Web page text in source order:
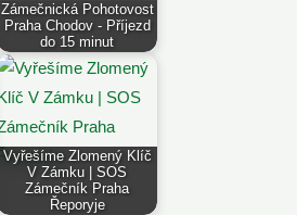
Zámečnická Pohotovost
Praha Chodov - Příjezd
do 15 minut
Vyřešíme Zlomený Klíč
V Zámku | SOS
Zámečník Praha
Řeporyje